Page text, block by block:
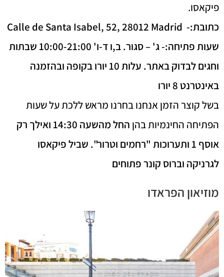
פיקאסו.
שעות פתיחה:- ג' – סגור. ב,ו ד-ו' 10:00-21:00 שבתות
וחגים לבדוק באתר.
עלות 10 יורו בקופה ובהזמנה
באינטרנט 8 יורו
בשל קוצר הזמן אנחנו בחרנו מראש ללכת על שעות
הפתיחה החינמיות בהן
החל מהשעה 14:30 ואילך רק
אוסף 1 ותערוכות "רחמים וטרור". שביל פיקאסו
לגרניקה וברוס קונר פתוחים
מוזיאון הפראדו